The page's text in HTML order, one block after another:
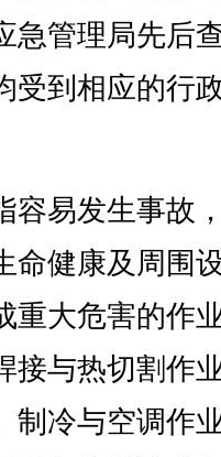
急管理局先后
受到相应的行
易发生事故
命健康及周围
重大危害的作
接与热切割作
制冷与空调作